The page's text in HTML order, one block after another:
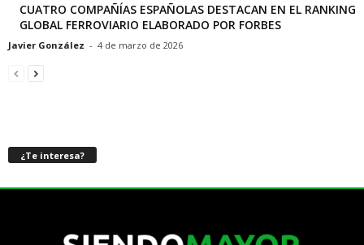
CUATRO COMPAÑÍAS ESPAÑOLAS DESTACAN EN EL RANKING
GLOBAL FERROVIARIO ELABORADO POR FORBES
Javier González - 4 de marzo de 2026
¿Te interesa?